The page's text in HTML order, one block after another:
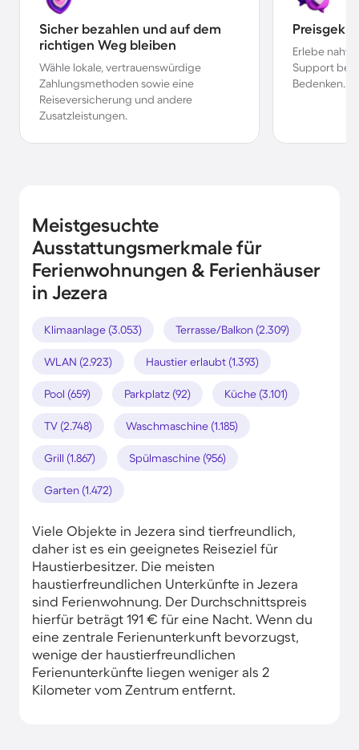
Sicher bezahlen und auf dem
richtigen Weg bleiben
Wähle lokale, vertrauenswürdige
Zahlungsmethoden sowie eine
Reiseversicherung und andere
Zusatzleistungen.
Erlebe
Support bei
Bedenken.
Meistgesuchte
Ausstattungsmerkmale für
Ferienwohnungen & Ferienhäuser
in Jezera
Klimaanlage (3.053) Terrasse/Balkon (2.309)
WLAN (2.923) Haustier erlaubt (1.393)
Pool (659) Parkplatz (92) Küche (3.101)
TV (2.748) Waschmaschine (1.185)
Grill (1.867) Spülmaschine (956)
Garten (1.472)
Viele Objekte in Jezera sind tierfreundlich,
daher ist es ein geeignetes Reiseziel für
Haustierbesitzer. Die meisten
haustierfreundlichen Unterkünfte in Jezera
sind Ferienwohnung. Der Durchschnittspreis
hierfür beträgt 191 € für eine Nacht. Wenn du
eine zentrale Ferienunterkunft bevorzugst,
wenige der haustierfreundlichen
Ferienunterkünfte liegen weniger als 2
Kilometer vom Zentrum entfernt.